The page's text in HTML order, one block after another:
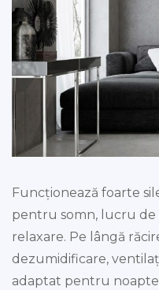
Funcționează foarte
pentru somn, lucru de
relaxare. Pe lângă
dezumidificare,
adaptat pentru